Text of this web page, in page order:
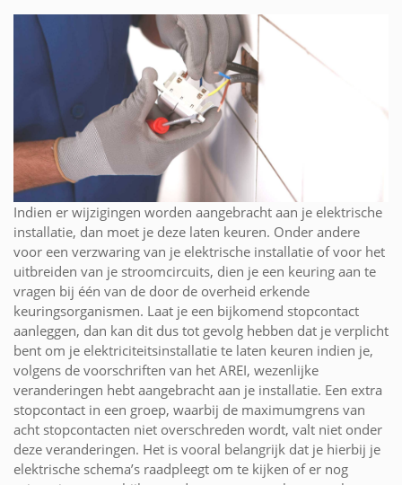
Indien er wijzigingen worden aangebracht aan je elektrische
installatie, dan moet je deze laten keuren. Onder andere
voor een verzwaring van je elektrische installatie of voor het
uitbreiden van je stroomcircuits, dien je een keuring aan te
vragen bij één van de door de overheid erkende
keuringsorganismen. Laat je een bijkomend stopcontact
aanleggen, dan kan dit dus tot gevolg hebben dat je verplicht
bent om je elektriciteitsinstallatie te laten keuren indien je,
volgens de voorschriften van het AREI, wezenlijke
veranderingen hebt aangebracht aan je installatie. Een extra
stopcontact in een groep, waarbij de maximumgrens van
acht stopcontacten niet overschreden wordt, valt niet onder
deze veranderingen. Het is vooral belangrijk dat je hierbij je
elektrische schema’s raadpleegt om te kijken of er nog